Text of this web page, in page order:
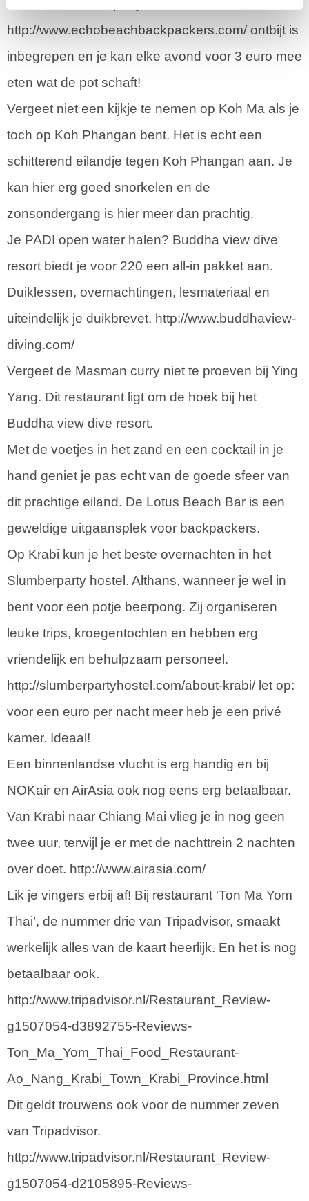
naar de full moon party.
http://www.echobeachbackpackers.com/ ontbijt is
inbegrepen en je kan elke avond voor 3 euro mee
eten wat de pot schaft!
Vergeet niet een kijkje te nemen op Koh Ma als je
toch op Koh Phangan bent. Het is echt een
schitterend eilandje tegen Koh Phangan aan. Je
kan hier erg goed snorkelen en de
zonsondergang is hier meer dan prachtig.
Je PADI open water halen? Buddha view dive
resort biedt je voor 220 een all-in pakket aan.
Duiklessen, overnachtingen, lesmateriaal en
uiteindelijk je duikbrevet. http://www.buddhaview-
diving.com/
Vergeet de Masman curry niet te proeven bij Ying
Yang. Dit restaurant ligt om de hoek bij het
Buddha view dive resort.
Met de voetjes in het zand en een cocktail in je
hand geniet je pas echt van de goede sfeer van
dit prachtige eiland. De Lotus Beach Bar is een
geweldige uitgaansplek voor backpackers.
Op Krabi kun je het beste overnachten in het
Slumberparty hostel. Althans, wanneer je wel in
bent voor een potje beerpong. Zij organiseren
leuke trips, kroegentochten en hebben erg
vriendelijk en behulpzaam personeel.
http://slumberpartyhostel.com/about-krabi/ let op:
voor een euro per nacht meer heb je een privé
kamer. Ideaal!
Een binnenlandse vlucht is erg handig en bij
NOKair en AirAsia ook nog eens erg betaalbaar.
Van Krabi naar Chiang Mai vlieg je in nog geen
twee uur, terwijl je er met de nachttrein 2 nachten
over doet. http://www.airasia.com/
Lik je vingers erbij af! Bij restaurant ‘Ton Ma Yom
Thai’, de nummer drie van Tripadvisor, smaakt
werkelijk alles van de kaart heerlijk. En het is nog
betaalbaar ook.
http://www.tripadvisor.nl/Restaurant_Review-
g1507054-d3892755-Reviews-
Ton_Ma_Yom_Thai_Food_Restaurant-
Ao_Nang_Krabi_Town_Krabi_Province.html
Dit geldt trouwens ook voor de nummer zeven
van Tripadvisor.
http://www.tripadvisor.nl/Restaurant_Review-
g1507054-d2105895-Reviews-